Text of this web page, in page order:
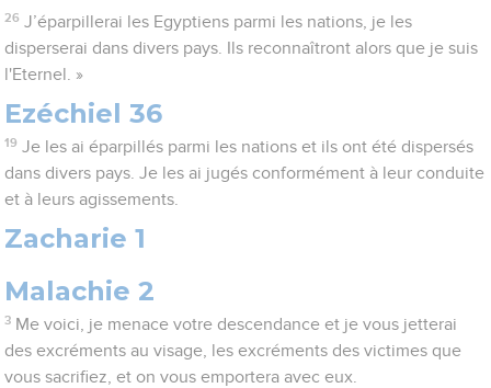
26 J’éparpillerai les Egyptiens parmi les nations, je les
disperserai dans divers pays. Ils reconnaîtront alors que je suis
l'Eternel. »
Ezéchiel 36
19 Je les ai éparpillés parmi les nations et ils ont été dispersés
dans divers pays. Je les ai jugés conformément à leur conduite
et à leurs agissements.
Zacharie 1
Malachie 2
3 Me voici, je menace votre descendance et je vous jetterai
des excréments au visage, les excréments des victimes que
vous sacrifiez, et on vous emportera avec eux.